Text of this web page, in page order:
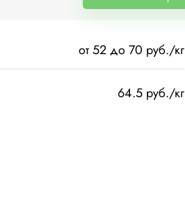
от 52 до 70 руб./кг
64.5 руб./кг